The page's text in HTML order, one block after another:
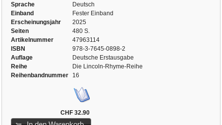
Sprache
Deutsch
Einband
Fester Einband
Erscheinungsjahr
2025
Seiten
480 S.
Artikelnummer
47963114
ISBN
978-3-7645-0898-2
Auflage
Deutsche Erstausgabe
Reihe
Die Lincoln-Rhyme-Reihe
Reihenbandnummer
16
CHF 32.90